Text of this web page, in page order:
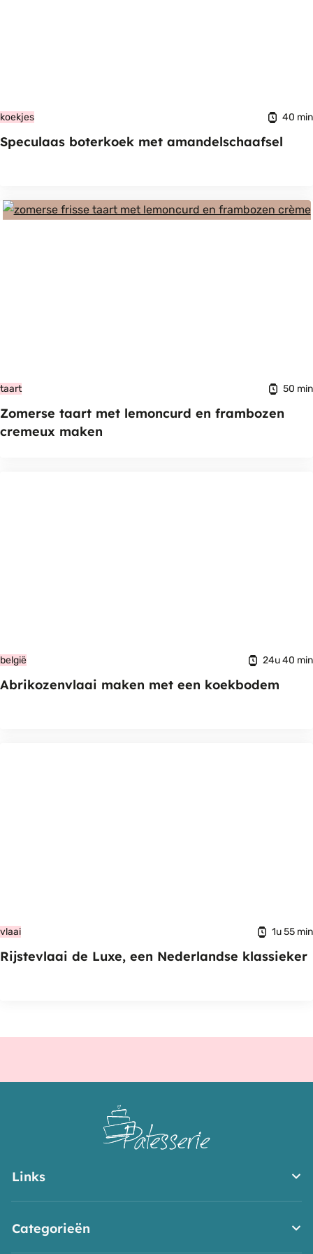
koekjes 40 min
Speculaas boterkoek met amandelschaafsel
taart 50 min
Zomerse taart met lemoncurd en frambozen
cremeux maken
belgië 24u 40 min
Abrikozenvlaai maken met een koekbodem
vlaai 1u 55 min
Rijstevlaai de Luxe, een Nederlandse klassieker
Links
Categorieën